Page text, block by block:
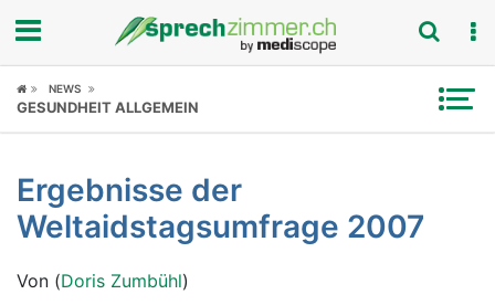
Fokus
Symptome
Untersuchungen
NEWS
GESUNDHEIT ALLGEMEIN
Ergebnisse der
Weltaidstagsumfrage 2007
Von (Doris Zumbühl)